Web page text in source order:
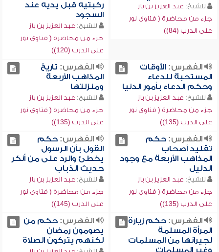
للشيخ: عبد العزيز بن باز
جزء من محاضرة ( فتاوى نور
على الدرب (84))
ركبتيه قبل يديه عند
السجود
للشيخ: عبد العزيز بن باز
جزء من محاضرة ( فتاوى نور
على الدرب (120))
الفهرس:الأوقات
المستحبة للدعاء
وحكم الدعاء بأمور الدنيا
للشيخ: عبد العزيز بن باز
جزء من محاضرة ( فتاوى نور
على الدرب (135))
الفهرس: تاريخ
المذاهب الأربعة
ومنزلتها
للشيخ: عبد العزيز بن باز
جزء من محاضرة ( فتاوى نور
على الدرب (135))
الفهرس:حكم
تقليد أصحاب
المذاهب الأربعة مع وجود
الدليل
للشيخ: عبد العزيز بن باز
جزء من محاضرة ( فتاوى نور
على الدرب (135))
الفهرس:حكم
القول بأن الرسول
يخطئ والرد على من أنكر
حديث الذباب
للشيخ: عبد العزيز بن باز
جزء من محاضرة ( فتاوى نور
على الدرب (145))
الفهرس:حكم زيارة
المرأة المسلمة
لجيرانها من المسلمات
وغير المسلمات
الفهرس:حكم من
يصومون رمضان
لكنهم يتركون الصلاة